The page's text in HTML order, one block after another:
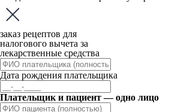
заказ рецептов для
налогового вычета за
лекарственные средства
Дата рождения плательщика
Плательщик и пациент — одно лицо